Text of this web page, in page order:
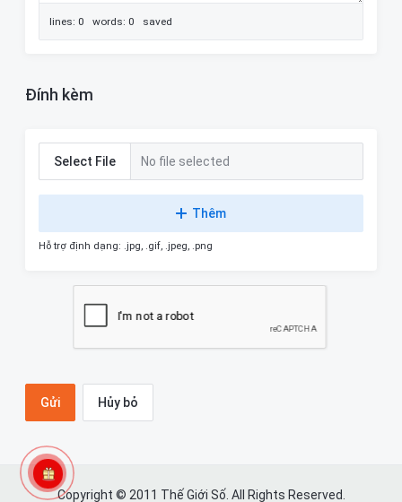
lines: 0 words: 0 saved
Đính kèm
Select File No file selected
Thêm
Hỗ trợ định dạng: .jpg, .gif, .jpeg, .png
Hủy bỏ
Copyright © 2011 Thế Giới Số. All Rights Reserved.